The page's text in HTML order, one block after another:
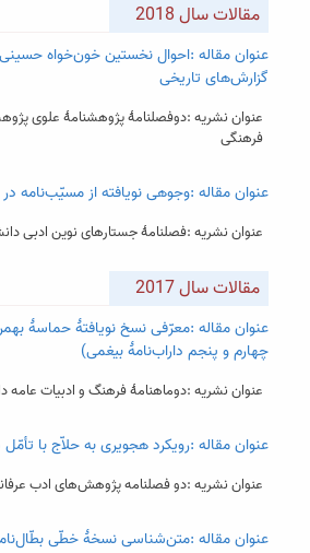
مقالات سال 2018
عنوان مقاله :احوال نخستین خون‌خواه
گزارش‌های تاریخی
عنوان نشریه :دوفصلنامۀ پژوهشنامۀ علوی
فرهنگی
عنوان مقاله :وجوهی نویافته از مسیّب‌نامه
عنوان نشریه :فصلنامۀ جستارهای نوین ادبی
مقالات سال 2017
عنوان مقاله :معرّفی نسخ نویافتۀ حماسۀ
چهارم و پنجم داراب‌نامۀ بیغمی)
عنوان نشریه :دوماهنامۀ فرهنگ و ادبیات
عنوان مقاله :رویکرد هجویری به حلاّج با
عنوان نشریه :دو فصلنامه پژوهش‌های ادب
عنوان مقاله :متن‌شناسی نسخۀ خطّی